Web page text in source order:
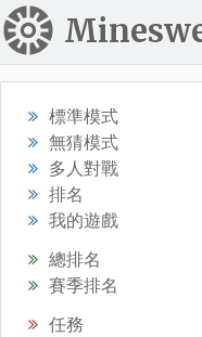
標準模式
無猜模式
多人對戰
排名
我的遊戲
總排名
賽季排名
任務